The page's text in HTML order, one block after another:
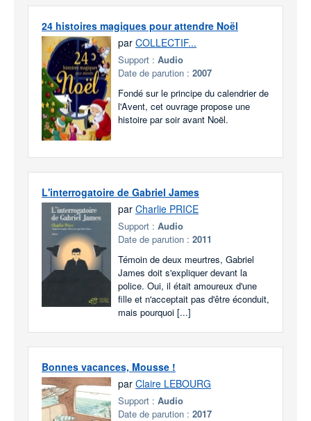
24 histoires magiques pour attendre Noël
par COLLECTIF...
Support : Audio
Date de parution : 2007
Fondé sur le principe du calendrier de
l'Avent, cet ouvrage propose une
histoire par soir avant Noël.
L'interrogatoire de Gabriel James
par Charlie PRICE
Support : Audio
Date de parution : 2011
Témoin de deux meurtres, Gabriel
James doit s'expliquer devant la
police. Oui, il était amoureux d'une
fille et n'acceptait pas d'être éconduit,
mais pourquoi [...]
Bonnes vacances, Mousse !
par Claire LEBOURG
Support : Audio
Date de parution : 2017